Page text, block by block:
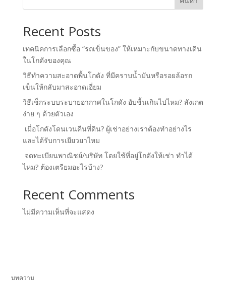
Recent Posts
เทคนิคการเลือกซื้อ “รถเข็นของ” ให้เหมาะกับขนาดทางเดิน
ในโกดังของคุณ
วิธีทำความสะอาดพื้นโกดัง ที่มีคราบน้ำมันหรือรอยล้อรถ
เข็นให้กลับมาสะอาดเอี่ยม
วิธีเช็กระบบระบายอากาศในโกดัง อับชื้นเกินไปไหม? สังเกต
ง่าย ๆ ด้วยตัวเอง
เมื่อโกดังโดนเวนคืนที่ดิน? ผู้เช่าอย่างเราต้องทำอย่างไร
และได้รับการเยียวยาไหม
จดทะเบียนพาณิชย์/บริษัท โดยใช้ที่อยู่โกดังให้เช่า ทำได้
ไหม? ต้องเตรียมอะไรบ้าง?
Recent Comments
ไม่มีความเห็นที่จะแสดง
บทความ